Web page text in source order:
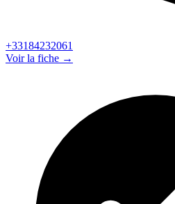
+33184232061
Voir la fiche →